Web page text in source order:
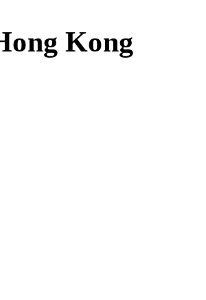
Kong